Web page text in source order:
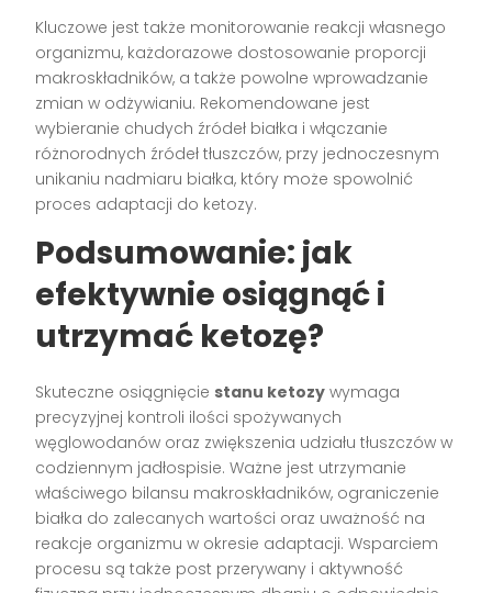
Kluczowe jest także monitorowanie reakcji własnego
organizmu, każdorazowe dostosowanie proporcji
makroskładników, a także powolne wprowadzanie
zmian w odżywianiu. Rekomendowane jest
wybieranie chudych źródeł białka i włączanie
różnorodnych źródeł tłuszczów, przy jednoczesnym
unikaniu nadmiaru białka, który może spowolnić
proces adaptacji do ketozy.
Podsumowanie: jak
efektywnie osiągnąć i
utrzymać ketozę?
Skuteczne osiągnięcie stanu ketozy wymaga
precyzyjnej kontroli ilości spożywanych
węglowodanów oraz zwiększenia udziału tłuszczów w
codziennym jadłospisie. Ważne jest utrzymanie
właściwego bilansu makroskładników, ograniczenie
białka do zalecanych wartości oraz uważność na
reakcje organizmu w okresie adaptacji. Wsparciem
procesu są także post przerywany i aktywność